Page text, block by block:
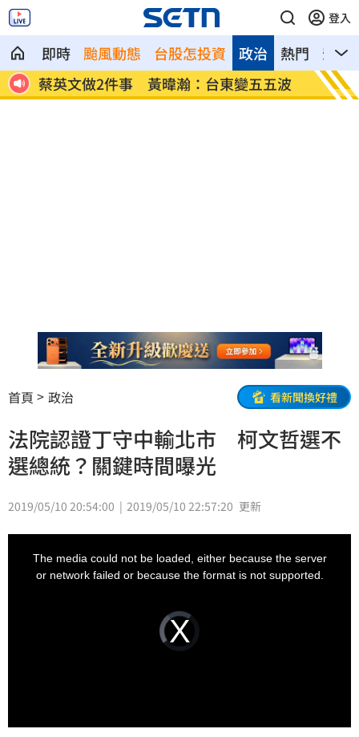
登入
即時 颱風動態 台股怎投資 熱門 影音
政治
蔣萬安危險了！《壹蘋》台北市... 「地
首頁 政治 看新聞換好禮
法院認證丁守中輸北市 柯文哲選不
選總統？關鍵時間曝光
2019/05/10 20:54:00 2019/05/10 22:57:20 更新
Video
Player
is
loading.
The media could not be loaded, either because the server
or network failed or because the format is not supported.